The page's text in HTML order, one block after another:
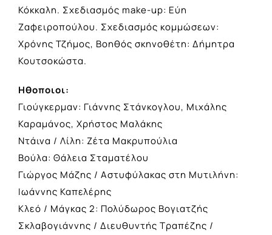
Κόκκαλη. Σχεδιασμός make-up: Εύη
Ζαφειροπούλου. Σχεδιασμός κομμώσεων:
Χρόνης Τζήμος, Βοηθός σκηνοθέτη: Δήμητρα
Κουτσοκώστα.
Ηθοποιοι:
Γιούγκερμαν: Γιάννης Στάνκογλου, Μιχάλης
Καραμάνος, Χρήστος Μαλάκης
Ντάινα / Λίλη: Ζέτα Μακρυπούλια
Βούλα: Θάλεια Σταματέλου
Γιώργος Μάζης / Αστυφύλακας στη Μυτιλήνη:
Ιωάννης Καπελέρης
Κλεό / Μάγκας 2: Πολύδωρος Βογιατζής
Σκλαβογιάννης / Διευθυντής Τραπέζης /